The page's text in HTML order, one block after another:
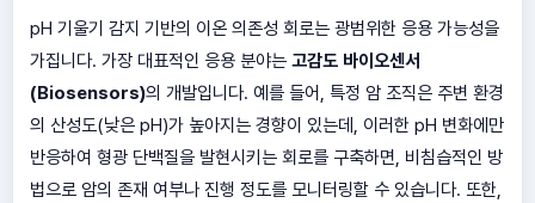
pH 기울기 감지 기반의 이온 의존성 회로는 광범위한 응용 가능성을
가집니다. 가장 대표적인 응용 분야는 고감도 바이오센서
(Biosensors)의 개발입니다. 예를 들어, 특정 암 조직은 주변 환경
의 산성도(낮은 pH)가 높아지는 경향이 있는데, 이러한 pH 변화에만
반응하여 형광 단백질을 발현시키는 회로를 구축하면, 비침습적인 방
법으로 암의 존재 여부나 진행 정도를 모니터링할 수 있습니다. 또한,